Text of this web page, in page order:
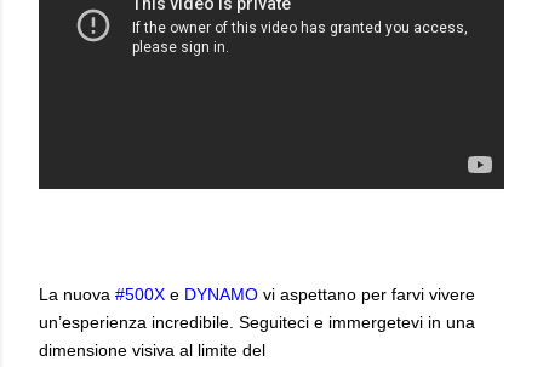
La nuova #500X e DYNAMO vi aspettano per farvi vivere
un’esperienza incredibile. Seguiteci e immergetevi in una
dimensione visiva al limite del